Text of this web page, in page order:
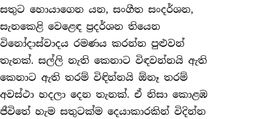
සතුට හොයාගෙන යන, සංගීත සංදර්ශන,
සැනකෙළි ‍වෙළෙඳ ප්‍රදර්ශන තියෙන
විනෝදාස්වාදය රමණය කරන්න පුළුවන්
තැනක්. සල්ලි නැති කෙනාට විඳවන්නයි ඇති
කෙනාට ඇති තරම් විඳින්නයි ඕනෑ තරම්
අවස්ථා හදලා දෙන තැනක්. ඒ නිසා කොළඹ
ජීවිතේ හැම සතුටක්ම දෙයාකාරකින් විදින්න